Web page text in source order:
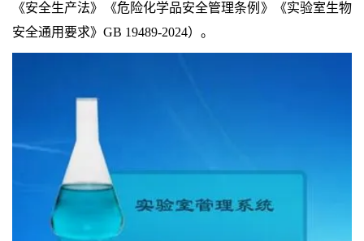
《安全生产法》《危险化学品安全管理条例》《实验室生物
安全通用要求》GB 19489-2024）。